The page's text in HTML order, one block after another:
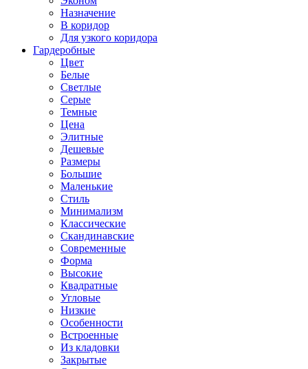
Назначение
В коридор
Для узкого коридора
Гардеробные
Цвет
Белые
Светлые
Серые
Темные
Цена
Элитные
Дешевые
Размеры
Большие
Маленькие
Стиль
Минимализм
Классические
Скандинавские
Современные
Форма
Высокие
Квадратные
Угловые
Низкие
Особенности
Встроенные
Из кладовки
Закрытые